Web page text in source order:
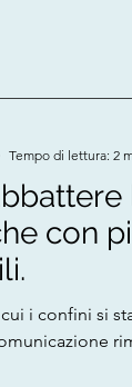
con
i confini si
Tempo di lettura: 2